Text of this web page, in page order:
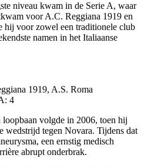
niveau kwam in de Serie A, waar
voor A.C. Reggiana 1919 en
hij voor zowel een traditionele club
namen in het Italiaanse
1919, A.S. Roma
4
volgde in 2006, toen hij
wedstrijd tegen Novara. Tijdens dat
een ernstig medisch
abrupt onderbrak.